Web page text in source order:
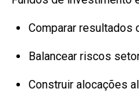
Comparar resultados
Balancear riscos
Construir alocações